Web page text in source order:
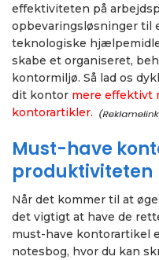
effektiviteten på
opbevaringsløsninger til
teknologiske
skabe et organiseret,
kontormiljø. Så lad os
dit kontor mere effektivt
kontorartikler.
Must-have
produktiviteten
Når det kommer til at
det vigtigt at have de
must-have kontorartikel
notesbog, hvor du kan